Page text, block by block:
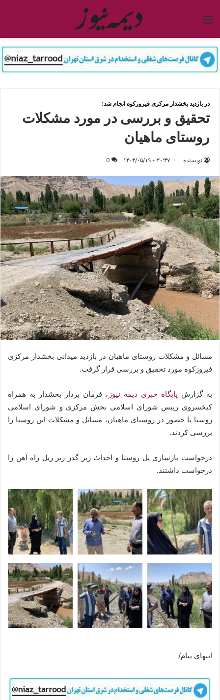
منو
در بازدید بخشدار مرکزی فیروزکوه انجام شد؛
تحقیق و بررسی در مورد مشکلات
روستای ماهیان
نویسنده ۲۰:۳۷ - ۱۴۰۴/۰۵/۱۹ 0
مسائل و مشکلات روستای ماهیان در بازدید میدانی بخشدار مرکزی
فیروزکوه مورد تحقیق و بررسی قرار گرفت.
به گزارش پایگاه خبری دیمه نیوز ، فرمان بردار بخشدار به همراه
کیخسروی رییس شورای اسلامی بخش مرکزی و شورای اسلامی
روستا با حضور در روستای ماهیان، مسائل و مشکلات این روستا را
بررسی کردند.
درخواست بازسازی پل روستا و احداث زیر گذر زیر ریل راه آهن را
درخواست داشتند.
انتهای پیام/